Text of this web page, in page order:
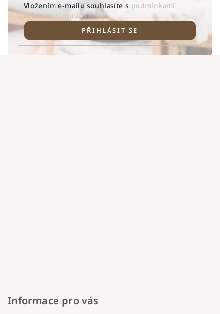
Vložením e-mailu souhlasíte s podmínkami
ochrany osobních údajů
PŘIHLÁSIT SE
Informace pro vás